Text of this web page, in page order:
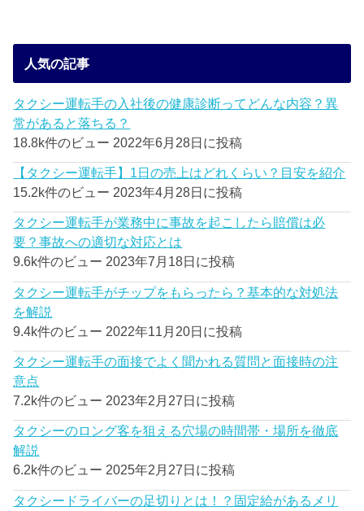
人気の記事
タクシー運転手の入社後の健康診断ってどんな内容？異
常があると落ちる？
18.8k件のビュー 2022年6月28日に投稿
【タクシー運転手】1日の売上はどれくらい？目安を紹介
15.2k件のビュー 2023年4月28日に投稿
タクシー運転手が業務中に事故を起こしたら賠償は必
要？事故への適切な対応とは
9.6k件のビュー 2023年7月18日に投稿
タクシー運転手がチップをもらったら？基本的な対処法
を解説
9.4k件のビュー 2022年11月20日に投稿
タクシー運転手の面接でよく聞かれる質問と面接時の注
意点
7.2k件のビュー 2023年2月27日に投稿
タクシーのロング客を狙える穴場の時間帯・場所を徹底
解説
6.2k件のビュー 2025年2月27日に投稿
タクシードライバーの足切りとは！？固定給があるメリ